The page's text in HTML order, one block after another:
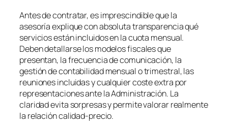
Antes de contratar, es imprescindible que la
asesoría explique con absoluta transparencia qué
servicios están incluidos en la cuota mensual.
Deben detallarse los modelos fiscales que
presentan, la frecuencia de comunicación, la
gestión de contabilidad mensual o trimestral, las
reuniones incluidas y cualquier coste extra por
representaciones ante la Administración. La
claridad evita sorpresas y permite valorar realmente
la relación calidad-precio.